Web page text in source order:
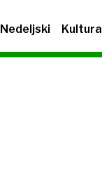
Nedeljski Kultura